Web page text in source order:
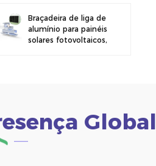
Braçadeira de liga de
alumínio para painéis
solares fotovoltaicos,
Global